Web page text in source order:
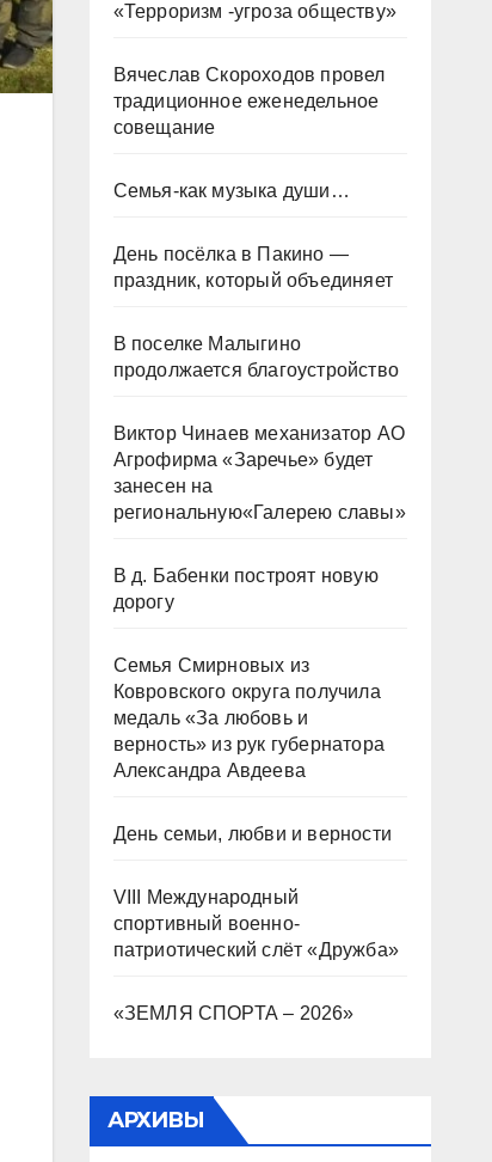
«Терроризм -угроза обществу»
Вячеслав Скороходов провел
традиционное еженедельное
совещание
Семья-как музыка души…
День посёлка в Пакино —
праздник, который объединяет
В поселке Малыгино
продолжается благоустройство
Виктор Чинаев механизатор АО
Агрофирма «Заречье» будет
занесен на
региональную«Галерею славы»
В д. Бабенки построят новую
дорогу
Семья Смирновых из
Ковровского округа получила
медаль «За любовь и
верность» из рук губернатора
Александра Авдеева
День семьи, любви и верности
VIII Международный
спортивный военно-
патриотический слёт «Дружба»
«ЗЕМЛЯ СПОРТА – 2026»
АРХИВЫ